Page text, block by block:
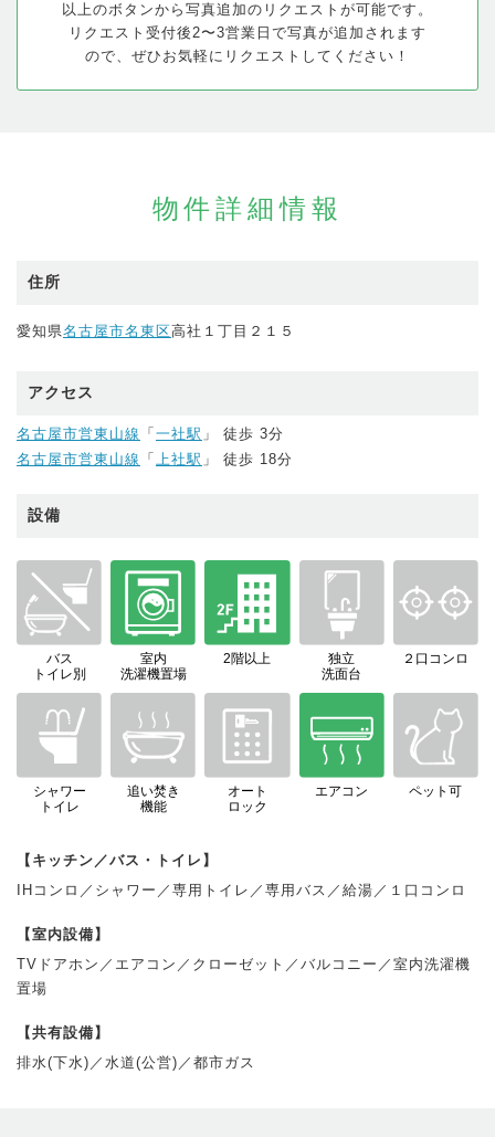
以上のボタンから写真追加のリクエストが可能です。
リクエスト受付後2〜3営業日で写真が追加されます
ので、 ぜひお気軽にリクエストしてください！
物件詳細情報
住所
愛知県名古屋市名東区高社１丁目２１５
アクセス
名古屋市営東山線 「 一社駅 」 徒歩 3分
名古屋市営東山線 「 上社駅 」 徒歩 18分
設備
バス
トイレ別
室内
洗濯機置場
2階以上
独立
洗面台
２口コンロ
シャワー
トイレ
追い焚き
機能
オート
ロック
エアコン ペット可
【キッチン／バス・トイレ】
IHコンロ／シャワー／専用トイレ／専用バス／給湯／１口コンロ
【室内設備】
TVドアホン／エアコン／クローゼット／バルコニー／室内洗濯機
置場
【共有設備】
排水(下水)／水道(公営)／都市ガス